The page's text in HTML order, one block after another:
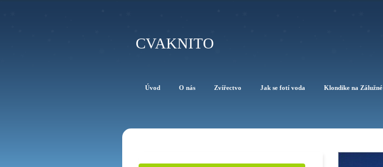
CVAKNITO
Úvod O nás Zvířectvo Jak se fotí voda Klondike na Zálužné